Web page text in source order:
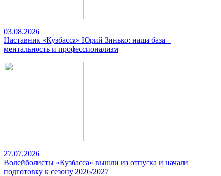
03.08.2026
Наставник «Кузбасса» Юрий Зинько: наша база –
ментальность и профессионализм
27.07.2026
Волейболисты «Кузбасса» вышли из отпуска и начали
подготовку к сезону 2026/2027